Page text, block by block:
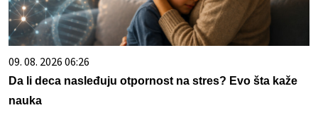
09. 08. 2026 06:26
Da li deca nasleđuju otpornost na stres? Evo šta kaže
nauka